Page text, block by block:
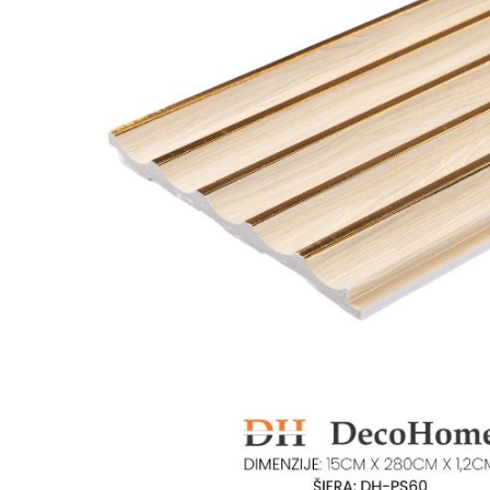
Tanjiri
Set za ručavanje
Šerpe i Tiganji
Biljke
Saksije
VEŠTAČKO
ZELENILO
TAPETE